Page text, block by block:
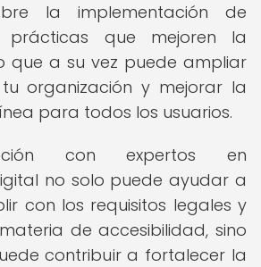
la implementación de
prácticas que mejoren la
que a su vez puede ampliar
organización y mejorar la
para todos los usuarios.
con expertos en
no solo puede ayudar a
con los requisitos legales y
de accesibilidad, sino
contribuir a fortalecer la